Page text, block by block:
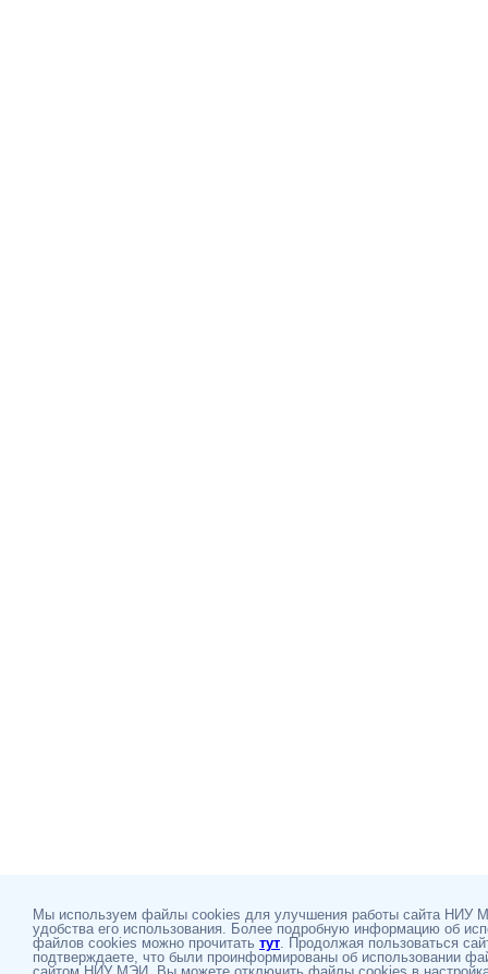
Мы используем файлы cookies для улучшения работы сайта НИУ
удобства его использования. Более подробную информацию об
файлов cookies можно прочитать тут. Продолжая пользоваться
подтверждаете, что были проинформированы об использовании